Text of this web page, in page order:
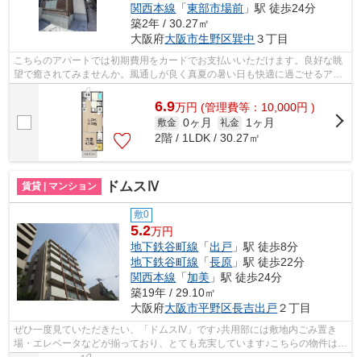
関西本線 「東部市場前 」駅 徒歩24分
築2年 / 30.27㎡
大阪府大阪市生野区巽中 ３丁目
こちらのアパートでは初期費用をカードでお支払いいただけます。良好な眺
望で癒されてみませんか。風通しが良く真夏の暑い日も快適に過ごせるアパ
ートです。使い勝手の良いアパートで...
6.9万円 (管理費等：10,000円 )
敷金 0ヶ月 礼金
1ヶ月
2階 / 1LDK / 30.27㎡
賃貸 | マンション ドムスⅣ
敷0
5.2万円
地下鉄谷町線 「出戸 」駅 徒歩8分
地下鉄谷町線 「長原 」駅 徒歩22分
関西本線 「加美 」駅 徒歩24分
築19年 / 29.10㎡
大阪府大阪市平野区長吉出戸 ２丁目
ぜひ一度見ていただきたい、「ドムスIV」です♪共用部には敷地内ごみ置き
場・エレベータなどが揃っており、とても充実しています♪こちらの物件はマ